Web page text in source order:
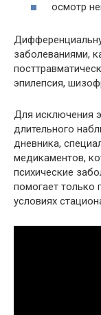
осмотр
заболеваниями,
эпилепсия,
Для исключения
длительного
дневника,
медикаментов,
психические
помогает только
условиях